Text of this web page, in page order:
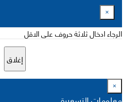
×
الرجاء ادخال ثلاثة حروف على الاقل
إغلاق
×